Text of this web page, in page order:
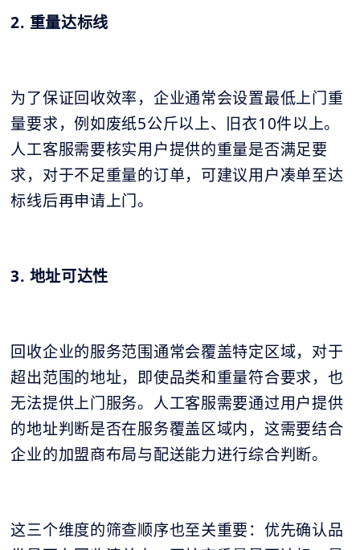
2. 重量达标线
为了保证回收效率，企业通常会设置最低上门重
量要求，例如废纸5公斤以上、旧衣10件以上。
人工客服需要核实用户提供的重量是否满足要
求，对于不足重量的订单，可建议用户凑单至达
标线后再申请上门。
3. 地址可达性
回收企业的服务范围通常会覆盖特定区域，对于
超出范围的地址，即使品类和重量符合要求，也
无法提供上门服务。人工客服需要通过用户提供
的地址判断是否在服务覆盖区域内，这需要结合
企业的加盟商布局与配送能力进行综合判断。
这三个维度的筛查顺序也至关重要：优先确认品